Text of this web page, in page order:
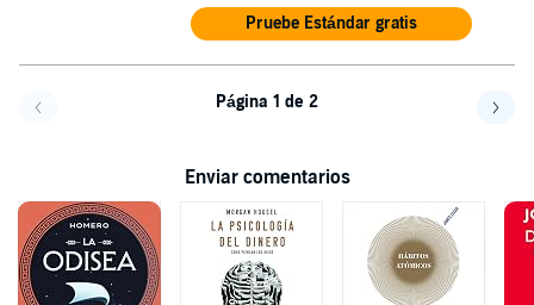
Pruebe Estándar gratis
Página 1 de 2
Enviar comentarios